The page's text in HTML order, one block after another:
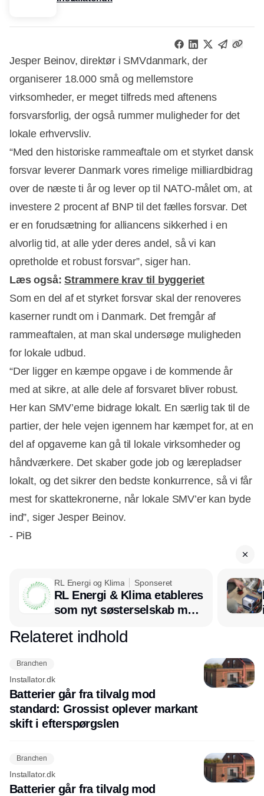
Jesper Beinov, direktør i SMVdanmark, der
organiserer 18.000 små og mellemstore
virksomheder, er meget tilfreds med aftenens
forsvarsforlig, der også rummer muligheder for det
lokale erhvervsliv.
“Med den historiske rammeaftale om et styrket dansk
forsvar leverer Danmark vores rimelige milliardbidrag
over de næste ti år og lever op til NATO-målet om, at
investere 2 procent af BNP til det fælles forsvar. Det
er en forudsætning for alliancens sikkerhed i en
alvorlig tid, at alle yder deres andel, så vi kan
opretholde et robust forsvar”, siger han.
Læs også:Strammere krav til byggeriet
Som en del af et styrket forsvar skal der renoveres
kaserner rundt om i Danmark. Det fremgår af
rammeaftalen, at man skal undersøge muligheden
for lokale udbud.
“Der ligger en kæmpe opgave i de kommende år
med at sikre, at alle dele af forsvaret bliver robust.
Her kan SMV’erne bidrage lokalt. En særlig tak til de
partier, der hele vejen igennem har kæmpet for, at en
del af opgaverne kan gå til lokale virksomheder og
håndværkere. Det skaber gode job og lærepladser
lokalt, og det sikrer den bedste konkurrence, så vi får
mest for skattekronerne, når lokale SMV’er kan byde
ind”, siger Jesper Beinov.
- PiB
RL Energi og Klima Sponseret
RL Energi & Klima etableres
som nyt søsterselskab med
Annonce
Relateret indhold
Branchen
Installator.dk
Batterier går fra tilvalg mod
standard: Grossist oplever markant
skift i efterspørgslen
Branchen
Installator.dk
Batterier går fra tilvalg mod